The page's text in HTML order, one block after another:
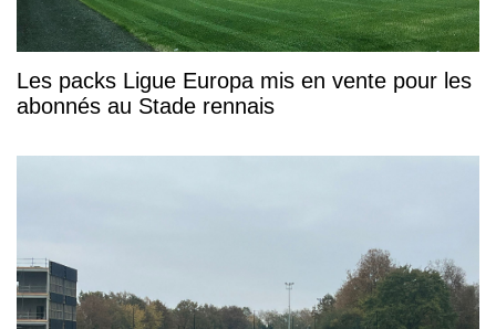
Les packs Ligue Europa mis en vente pour les
abonnés au Stade rennais